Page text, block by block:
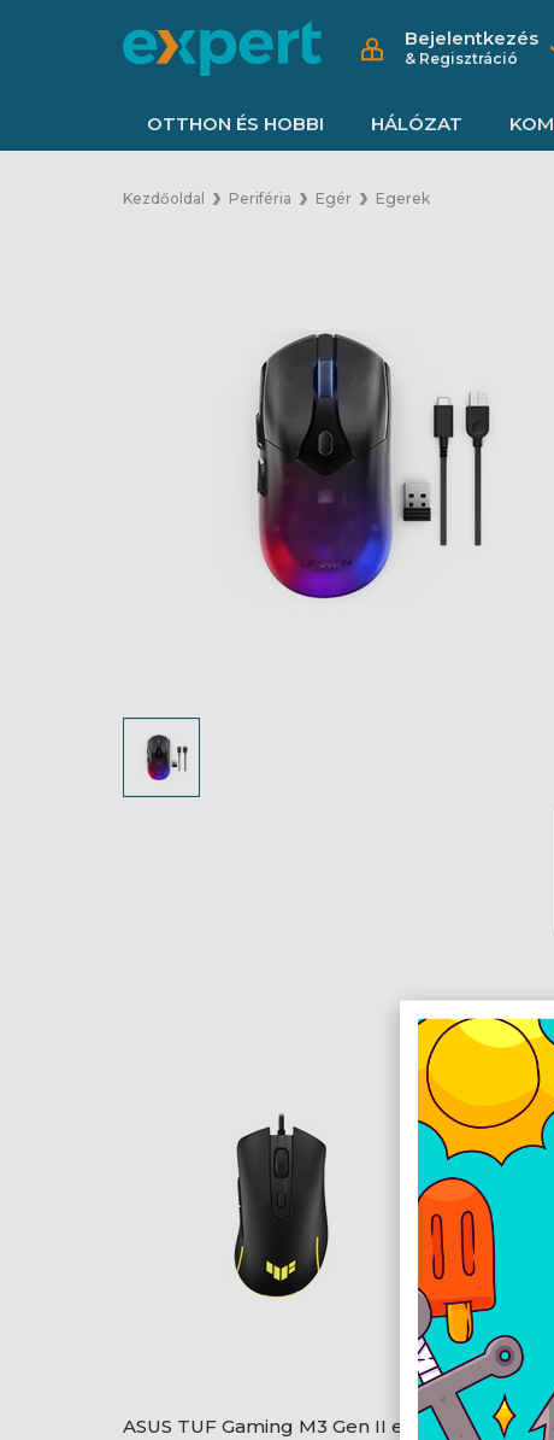
Bejelentkezés
& Regisztráció
OTTHON ÉS HOBBI HÁLÓZAT
Kezdőoldal Periféria Egér Egerek
ASUS TUF Gaming M3 Gen II egér